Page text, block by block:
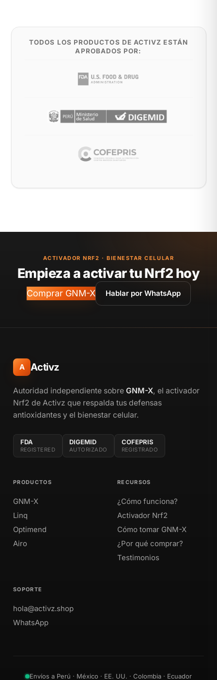
TODOS LOS PRODUCTOS DE ACTIVZ ESTÁN
APROBADOS POR:
ACTIVADOR NRF2 · BIENESTAR CELULAR
Empieza a activar tu Nrf2 hoy
Comprar GNM-X Hablar por WhatsApp
A Activz
Autoridad independiente sobre GNM-X, el activador
Nrf2 de Activz que respalda tus defensas
antioxidantes y el bienestar celular.
FDA
REGISTERED
DIGEMID
AUTORIZADO
COFEPRIS
REGISTRADO
PRODUCTOS
GNM-X
Linq
Optimend
Airo
RECURSOS
¿Cómo funciona?
Activador Nrf2
Cómo tomar GNM-X
¿Por qué comprar?
Testimonios
SOPORTE
hola@activz.shop
WhatsApp
Envíos a Perú · México · EE. UU. · Colombia · Ecuador